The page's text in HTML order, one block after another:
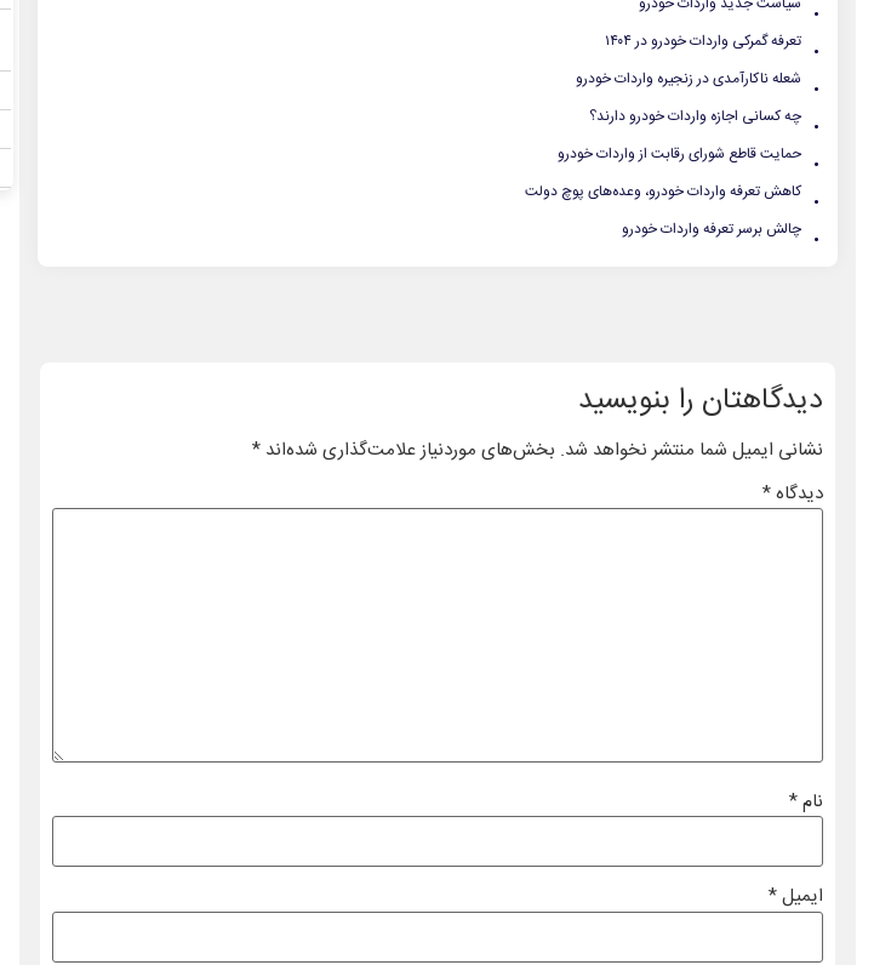
. تعرفه گمرکی واردات خودرو در ۱۴۰۴
. شعله‏‌ ناکارآمدی در زنجیره واردات خودرو
. چه کسانی اجازه واردات خودرو دارند؟
. حمایت قاطع شورای رقابت از واردات خودرو
. کاهش تعرفه واردات خودرو، وعده‌های پوچ دولت
. چالش برسر تعرفه واردات خودرو
دیدگاهتان را بنویسید
نشانی ایمیل شما منتشر نخواهد شد. بخش‌های موردنیاز علامت‌گذاری شده‌اند*
دیدگاه*
نام*
ایمیل*